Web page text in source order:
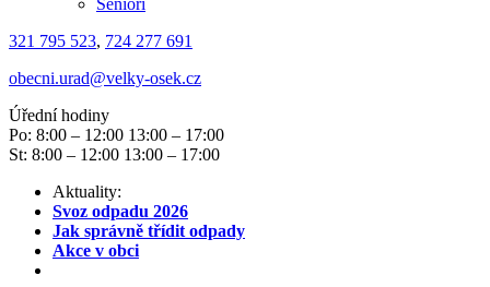
Senioři
321 795 523, 724 277 691
obecni.urad@velky-osek.cz
Úřední hodiny
Po: 8:00 – 12:00 13:00 – 17:00
St: 8:00 – 12:00 13:00 – 17:00
Aktuality:
Svoz odpadu 2026
Jak správně třídit odpady
Akce v obci